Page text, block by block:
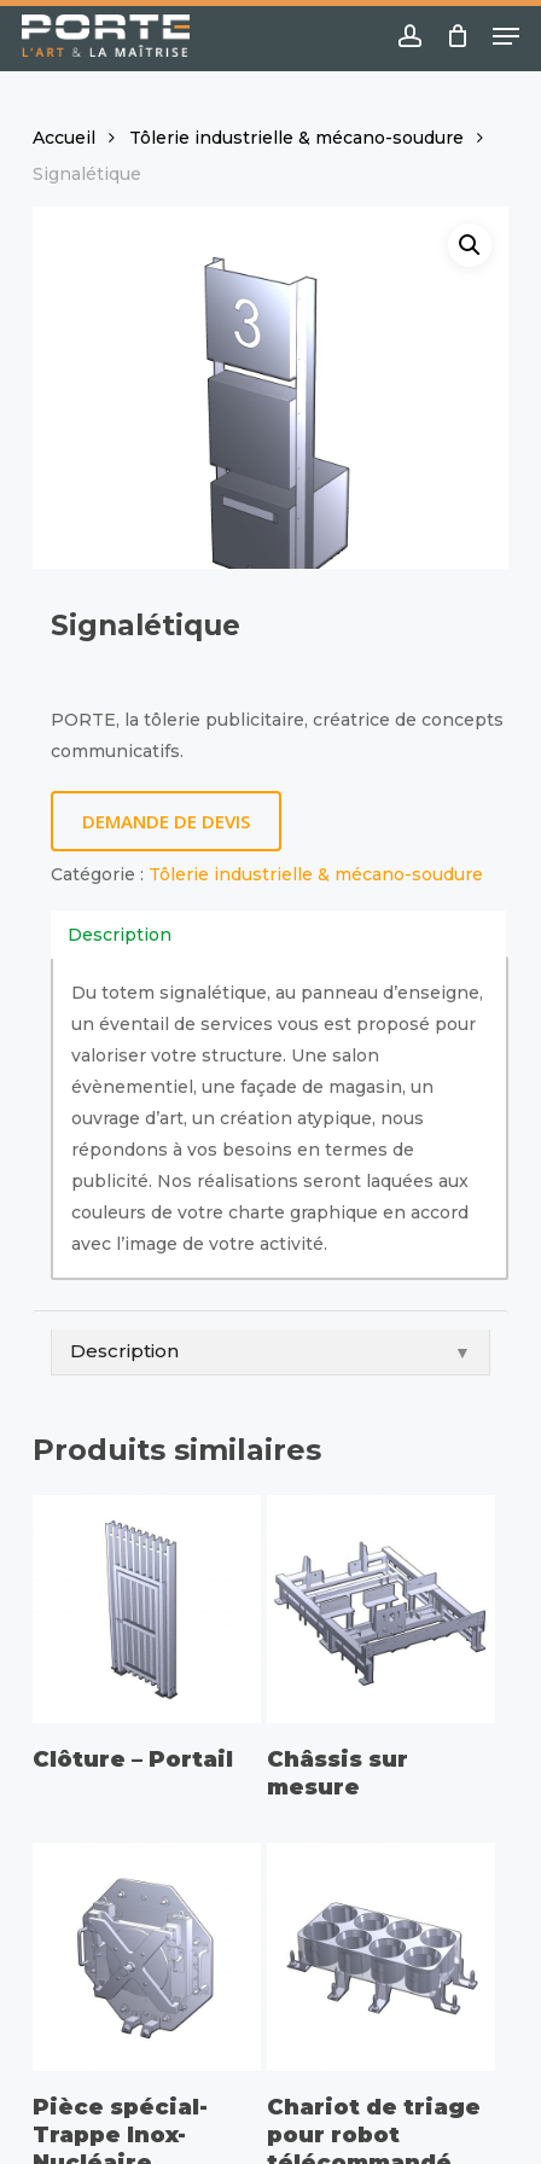
Skip
main
account
Accueil
Tôlerie industrielle & mécano-soudure
Signalétique
Signalétique
PORTE, la tôlerie publicitaire, créatrice de concepts
communicatifs.
DEMANDE DE DEVIS
Catégorie : Tôlerie industrielle & mécano-soudure
Description
Du totem signalétique, au panneau d’enseigne,
un éventail de services vous est proposé pour
valoriser votre structure. Une salon
évènementiel, une façade de magasin, un
ouvrage d’art, un création atypique, nous
répondons à vos besoins en termes de
publicité. Nos réalisations seront laquées aux
couleurs de votre charte graphique en accord
avec l’image de votre activité.
Description ▼
Produits similaires
Clôture – Portail
Châssis sur
mesure
Pièce spécial-
Trappe Inox-
Chariot de triage
pour robot